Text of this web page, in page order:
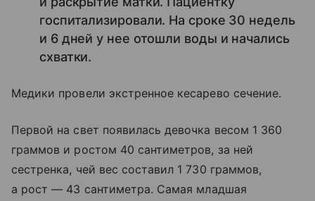
госпитализировали. На сроке 30 недель
и 6 дней у нее отошли воды и начались
схватки.
Медики провели экстренное кесарево сечение.
Первой на свет появилась девочка весом 1 360
граммов и ростом 40 сантиметров, за ней
сестренка, чей вес составил 1 730 граммов,
а рост — 43 сантиметра. Самая младшая